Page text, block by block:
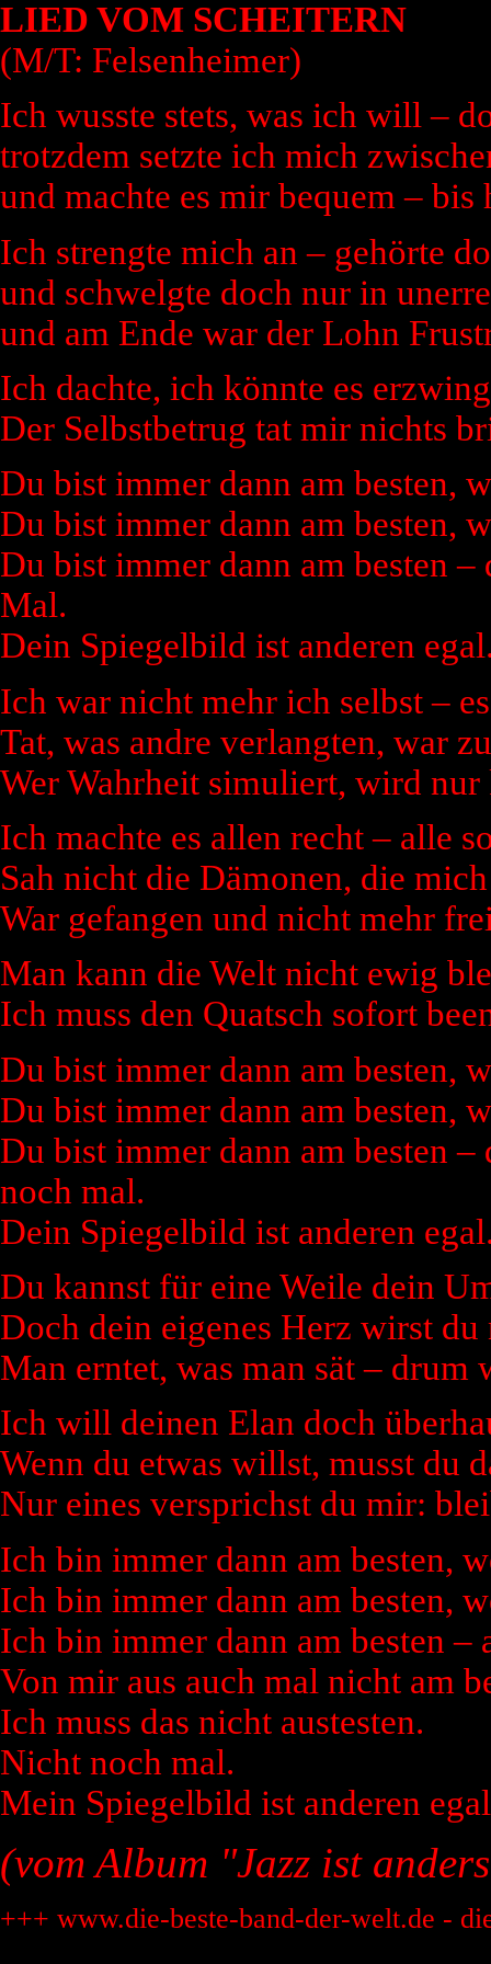
LIED VOM SCHEITERN
(M/T: Felsenheimer)
Ich wusste stets, was ich will –
trotzdem setzte ich mich
und machte es mir bequem –
Ich strengte mich an – gehörte
und schwelgte doch nur in
und am Ende war der Lohn
Ich dachte, ich könnte es
Der Selbstbetrug tat mir nichts
Du bist immer dann am besten,
Du bist immer dann am besten,
Du bist immer dann am besten –
Mal.
Dein Spiegelbild ist anderen
Ich war nicht mehr ich selbst –
Tat, was andre verlangten, war
Wer Wahrheit simuliert, wird
Ich machte es allen recht – alle
Sah nicht die Dämonen, die
War gefangen und nicht mehr
Man kann die Welt nicht ewig
Ich muss den Quatsch sofort
Du bist immer dann am besten,
Du bist immer dann am besten,
Du bist immer dann am besten
noch mal.
Dein Spiegelbild ist anderen
Du kannst für eine Weile dein
Doch dein eigenes Herz wirst
Man erntet, was man sät –
Ich will deinen Elan doch
Wenn du etwas willst, musst du
Nur eines versprichst du mir:
Ich bin immer dann am besten,
Ich bin immer dann am besten,
Ich bin immer dann am besten
Von mir aus auch mal nicht am
Ich muss das nicht austesten.
Nicht noch mal.
Mein Spiegelbild ist anderen
(vom Album "Jazz ist
+++ www.die-beste-band-der-welt.de -